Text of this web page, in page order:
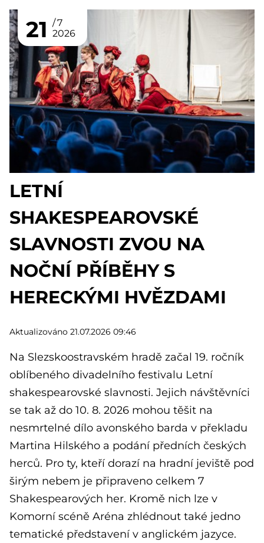
21
7
2026
LETNÍ
SHAKESPEAROVSKÉ
SLAVNOSTI ZVOU NA
NOČNÍ PŘÍBĚHY S
HERECKÝMI HVĚZDAMI
Aktualizováno 21.07.2026 09:46
Na Slezskoostravském hradě začal 19. ročník
oblíbeného divadelního festivalu Letní
shakespearovské slavnosti. Jejich návštěvníci
se tak až do 10. 8. 2026 mohou těšit na
nesmrtelné dílo avonského barda v překladu
Martina Hilského a podání předních českých
herců. Pro ty, kteří dorazí na hradní jeviště pod
širým nebem je připraveno celkem 7
Shakespearových her. Kromě nich lze v
Komorní scéně Aréna zhlédnout také jedno
tematické představení v anglickém jazyce.